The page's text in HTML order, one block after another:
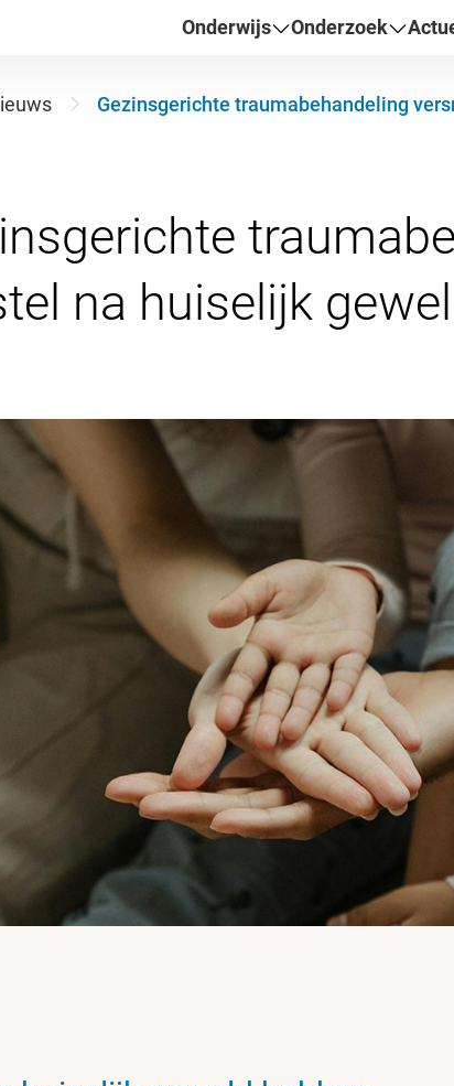
Onderwijs Onderzoek
Gezinsgerichte traumabehandeling